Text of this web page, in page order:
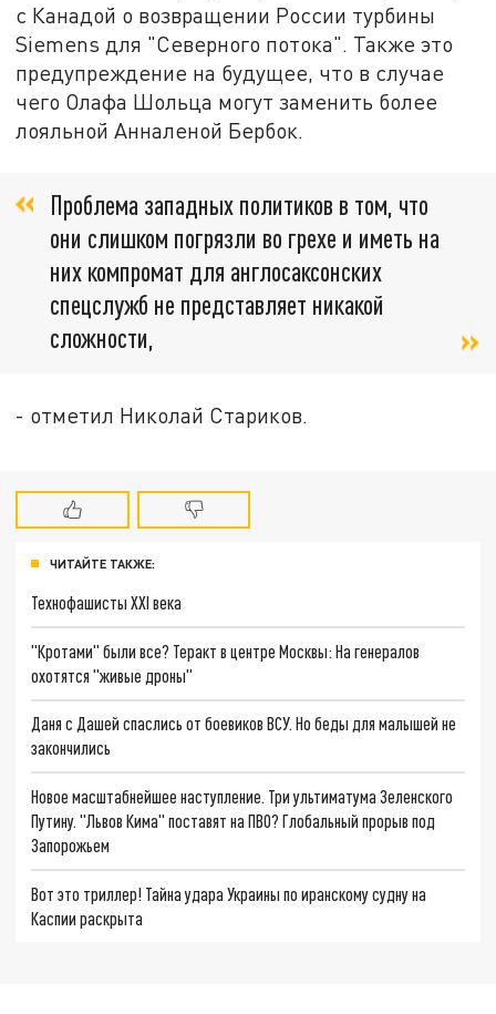
с Канадой о возвращении России турбины
Siemens для "Северного потока". Также это
предупреждение на будущее, что в случае
чего Олафа Шольца могут заменить более
лояльной Анналеной Бербок.
Проблема западных политиков в том, что
они слишком погрязли во грехе и иметь на
них компромат для англосаксонских
спецслужб не представляет никакой
сложности,
- отметил Николай Стариков.
ЧИТАЙТЕ ТАКЖЕ:
Технофашисты XXI века
"Кротами" были все? Теракт в центре Москвы: На генералов
охотятся "живые дроны"
Даня с Дашей спаслись от боевиков ВСУ. Но беды для малышей не
закончились
Новое масштабнейшее наступление. Три ультиматума Зеленского
Путину. "Львов Кима" поставят на ПВО? Глобальный прорыв под
Запорожьем
Вот это триллер! Тайна удара Украины по иранскому судну на
Каспии раскрыта